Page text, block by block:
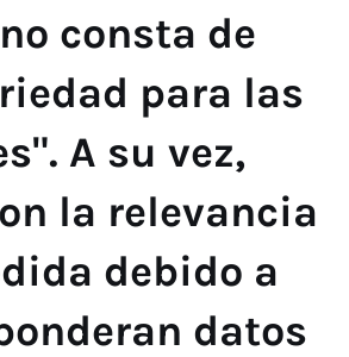
consta de
para las
A su vez,
la relevancia
debido a
datos